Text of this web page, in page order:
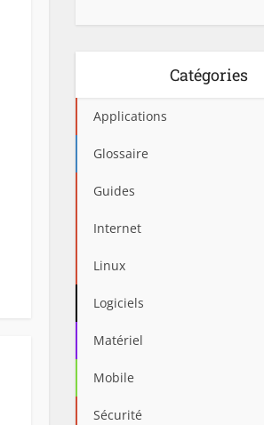
Catégories
Applications
Glossaire
Guides
Internet
Linux
Logiciels
Matériel
Mobile
Sécurité